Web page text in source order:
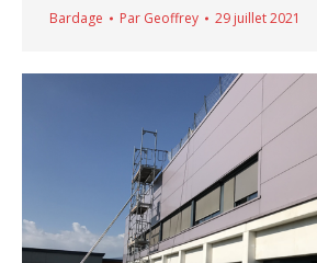
Bardage Par Geoffrey 29 juillet 2021